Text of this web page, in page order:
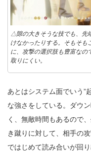
△隙の大きそうな技でも、先
けなかったりする。そもそも
に、攻撃の選択肢も豊富なの
取りにくい。
あとはシステム面でいう”
な強さをしている。ダウ
く、無敵時間もあるので
き蹴りに対して、相手の
ではじめて読み合いが回